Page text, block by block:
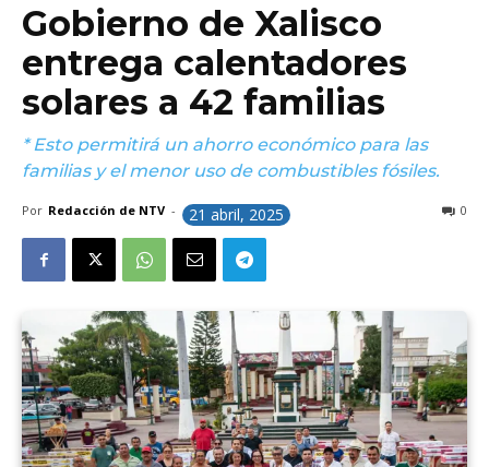
Gobierno de Xalisco
entrega calentadores
solares a 42 familias
* Esto permitirá un ahorro económico para las
familias y el menor uso de combustibles fósiles.
Por Redacción de NTV - 21 abril, 2025 0